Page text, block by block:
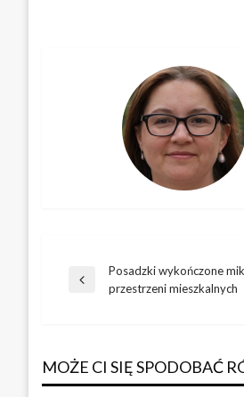
Nawigacja
Poprzedni
Posadzki wykończone
przestrzeni mieszkalnych
MOŻE CI SIĘ SPODOBAĆ